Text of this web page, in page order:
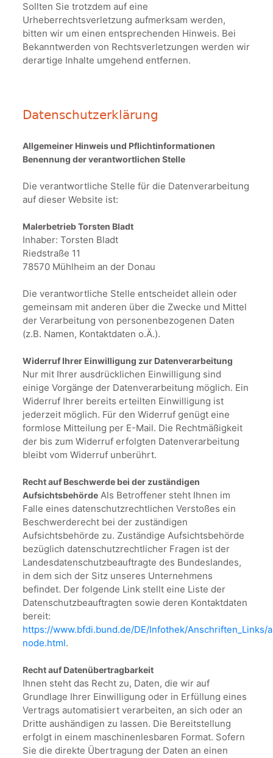
Sollten Sie trotzdem auf eine
Urheberrechtsverletzung aufmerksam werden,
bitten wir um einen entsprechenden Hinweis. Bei
Bekanntwerden von Rechtsverletzungen werden wir
derartige Inhalte umgehend entfernen.
Datenschutzerklärung
Allgemeiner Hinweis und Pflichtinformationen
Benennung der verantwortlichen Stelle
Die verantwortliche Stelle für die Datenverarbeitung
auf dieser Website ist:
Malerbetrieb Torsten Bladt
Inhaber: Torsten Bladt
Riedstraße 11
78570 Mühlheim an der Donau
Die verantwortliche Stelle entscheidet allein oder
gemeinsam mit anderen über die Zwecke und Mittel
der Verarbeitung von personenbezogenen Daten
(z.B. Namen, Kontaktdaten o.Ä.).
Widerruf Ihrer Einwilligung zur Datenverarbeitung
Nur mit Ihrer ausdrücklichen Einwilligung sind
einige Vorgänge der Datenverarbeitung möglich. Ein
Widerruf Ihrer bereits erteilten Einwilligung ist
jederzeit möglich. Für den Widerruf genügt eine
formlose Mitteilung per E-Mail. Die Rechtmäßigkeit
der bis zum Widerruf erfolgten Datenverarbeitung
bleibt vom Widerruf unberührt.
Recht auf Beschwerde bei der zuständigen
Aufsichtsbehörde Als Betroffener steht Ihnen im
Falle eines datenschutzrechtlichen Verstoßes ein
Beschwerderecht bei der zuständigen
Aufsichtsbehörde zu. Zuständige Aufsichtsbehörde
bezüglich datenschutzrechtlicher Fragen ist der
Landesdatenschutzbeauftragte des Bundeslandes,
in dem sich der Sitz unseres Unternehmens
befindet. Der folgende Link stellt eine Liste der
Datenschutzbeauftragten sowie deren Kontaktdaten
bereit:
https://www.bfdi.bund.de/DE/Infothek/Anschriften_Links/
node.html.
Recht auf Datenübertragbarkeit
Ihnen steht das Recht zu, Daten, die wir auf
Grundlage Ihrer Einwilligung oder in Erfüllung eines
Vertrags automatisiert verarbeiten, an sich oder an
Dritte aushändigen zu lassen. Die Bereitstellung
erfolgt in einem maschinenlesbaren Format. Sofern
Sie die direkte Übertragung der Daten an einen